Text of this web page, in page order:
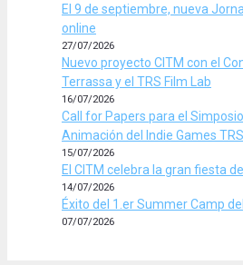
El 9 de septiembre, nueva
online
27/07/2026
Nuevo proyecto CITM con el
Terrassa y el TRS Film Lab
16/07/2026
Call for Papers para el
Animación del Indie Games
15/07/2026
El CITM celebra la gran fiesta
14/07/2026
Éxito del 1.er Summer Camp
07/07/2026